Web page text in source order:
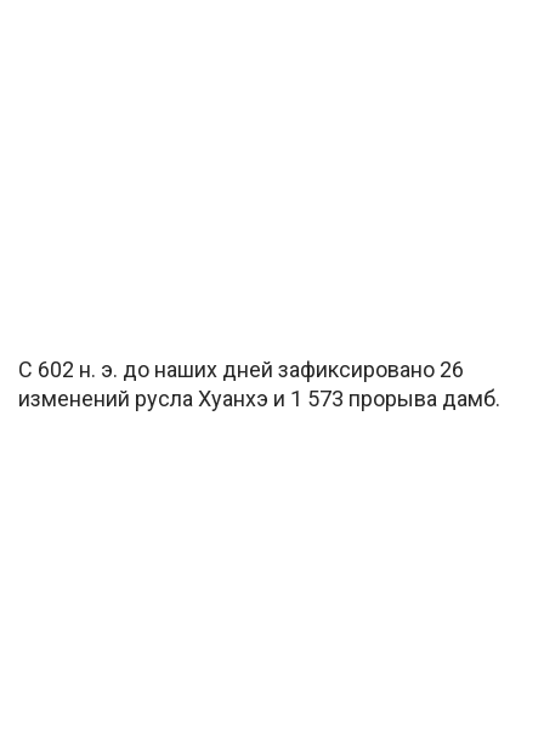
С 602 н. э. до наших дней зафиксировано 26
изменений русла Хуанхэ и 1 573 прорыва дамб.